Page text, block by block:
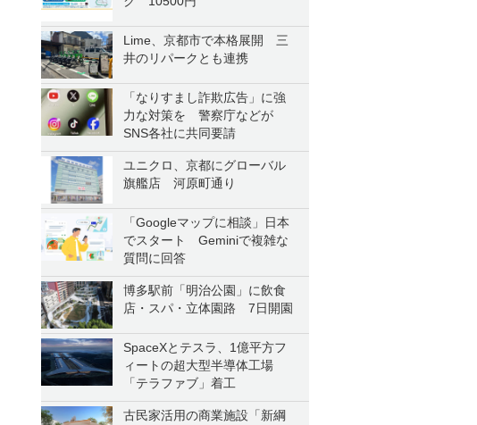
Lime、京都市で本格展開 三
井のリパークとも連携
「なりすまし詐欺広告」に強
力な対策を 警察庁などが
SNS各社に共同要請
ユニクロ、京都にグローバル
旗艦店 河原町通り
「Googleマップに相談」日本
でスタート Geminiで複雑な
質問に回答
博多駅前「明治公園」に飲食
店・スパ・立体園路 7日開園
SpaceXとテスラ、1億平方フ
ィートの超大型半導体工場
「テラファブ」着工
古民家活用の商業施設「新綱